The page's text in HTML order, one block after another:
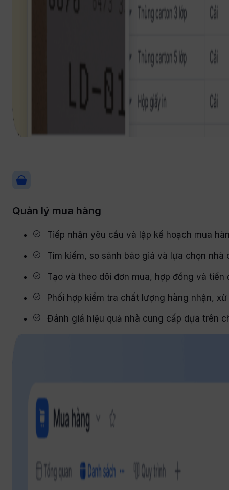
Quản lý mua hàng
Tiếp nhận yêu cầu và lập kế hoạch mua
Tìm kiếm, so sánh báo giá và lựa chọn
Tạo và theo dõi đơn mua, hợp đồng và
Phối hợp kiểm tra chất lượng hàng nhận,
Đánh giá hiệu quả nhà cung cấp dựa trên